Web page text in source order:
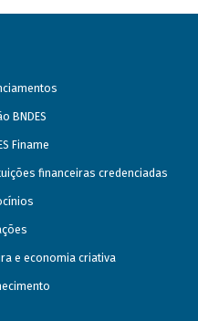
BNDES
Finame
financeiras credenciadas
e economia criativa